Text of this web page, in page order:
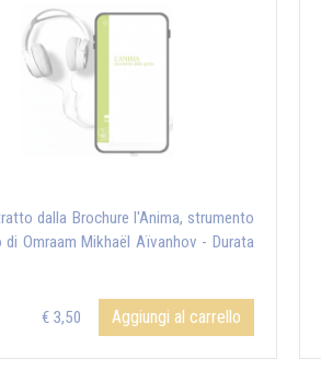
dalla Brochure l'Anima, strumento
Omraam Mikhaël Aïvanhov - Durata
€ 3,50 Aggiungi al carrello